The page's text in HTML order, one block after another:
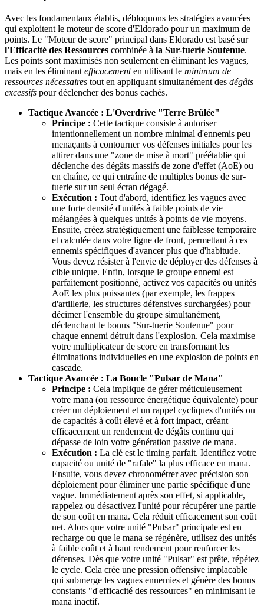
Avec les fondamentaux établis, débloquons les stratégies avancées
qui exploitent le moteur de score d'Eldorado pour un maximum de
points. Le "Moteur de score" principal dans Eldorado est basé sur
l'Efficacité des Ressources combinée à la Sur-tuerie Soutenue.
Les points sont maximisés non seulement en éliminant les vagues,
mais en les éliminant efficacementen utilisant le minimum de
ressources nécessaires tout en appliquant simultanément des dégâts
excessifs pour déclencher des bonus cachés.
Tactique Avancée : L'Overdrive "Terre Brûlée"
Principe : Cette tactique consiste à autoriser
intentionnellement un nombre minimal d'ennemis peu
menaçants à contourner vos défenses initiales pour les
attirer dans une "zone de mise à mort" préétablie qui
déclenche des dégâts massifs de zone d'effet (AoE) ou
en chaîne, ce qui entraîne de multiples bonus de sur-
tuerie sur un seul écran dégagé.
Exécution : Tout d'abord, identifiez les vagues avec
une forte densité d'unités à faible points de vie
mélangées à quelques unités à points de vie moyens.
Ensuite, créez stratégiquement une faiblesse temporaire
et calculée dans votre ligne de front, permettant à ces
ennemis spécifiques d'avancer plus que d'habitude.
Vous devez résister à l'envie de déployer des défenses à
cible unique. Enfin, lorsque le groupe ennemi est
parfaitement positionné, activez vos capacités ou unités
AoE les plus puissantes (par exemple, les frappes
d'artillerie, les structures défensives surchargées) pour
décimer l'ensemble du groupe simultanément,
déclenchant le bonus "Sur-tuerie Soutenue" pour
chaque ennemi détruit dans l'explosion. Cela maximise
votre multiplicateur de score en transformant les
éliminations individuelles en une explosion de points en
cascade.
Tactique Avancée : La Boucle "Pulsar de Mana"
Principe : Cela implique de gérer méticuleusement
votre mana (ou ressource énergétique équivalente) pour
créer un déploiement et un rappel cycliques d'unités ou
de capacités à coût élevé et à fort impact, créant
efficacement un rendement de dégâts continu qui
dépasse de loin votre génération passive de mana.
Exécution : La clé est le timing parfait. Identifiez votre
capacité ou unité de "rafale" la plus efficace en mana.
Ensuite, vous devez chronométrer avec précision son
déploiement pour éliminer une partie spécifique d'une
vague. Immédiatement après son effet, si applicable,
rappelez ou désactivez l'unité pour récupérer une partie
de son coût en mana. Cela réduit efficacement son coût
net. Alors que votre unité "Pulsar" principale est en
recharge ou que le mana se régénère, utilisez des unités
à faible coût et à haut rendement pour renforcer les
défenses. Dès que votre unité "Pulsar" est prête, répétez
le cycle. Cela crée une pression offensive implacable
qui submerge les vagues ennemies et génère des bonus
constants "d'efficacité des ressources" en minimisant le
mana inactif.